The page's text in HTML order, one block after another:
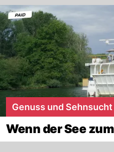
Genuss und Sehnsucht
Wenn der See